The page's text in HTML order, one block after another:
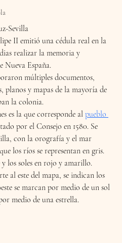
Sevilla
II emitió una cédula real en la
realizar la memoria y
Nueva España.
planos y mapas de la mayoría de
la colonia.
es la que corresponde al
pueblo
por el Consejo en 1580. Se
con la orografía y el mar
los ríos se representan en gris.
y los soles en rojo y amarillo.
se marcan por medio de un sol
medio de una estrella.